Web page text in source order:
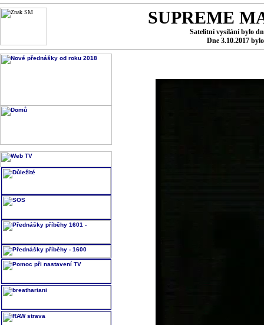
SUPREME
Satelitní vysílání bylo
Dne 3.10.2017